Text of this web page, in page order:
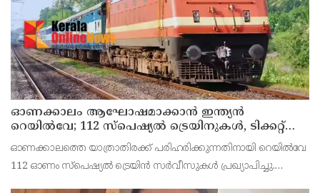
ഓണക്കാലം ആഘോഷമാക്കാൻ ഇന്ത്യൻ
റെയിൽവേ; 112 സ്പെഷ്യൽ ട്രെയിനുകൾ, ടിക്കറ്റ്
ബുക്കിംഗുകൾ ഉടൻ ആരംഭിക്കും
ഓണക്കാലത്തെ യാത്രാതിരക്ക് പരിഹരിക്കുന്നതിനായി റെയിൽവേ
112 ഓണം സ്പെഷ്യൽ ട്രെയിൻ സർവീസുകൾ പ്രഖ്യാപിച്ചു.